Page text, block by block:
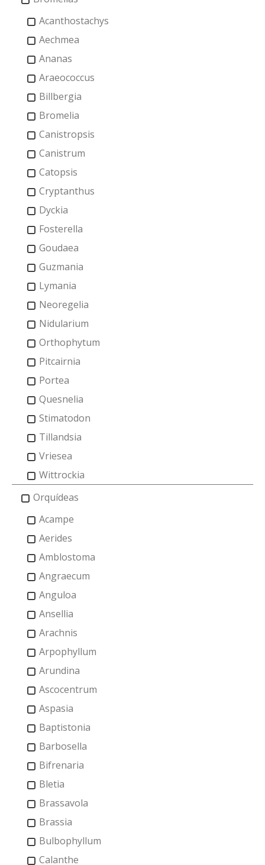
Acanthostachys
Aechmea
Ananas
Araeococcus
Billbergia
Bromelia
Canistropsis
Canistrum
Catopsis
Cryptanthus
Dyckia
Fosterella
Goudaea
Guzmania
Lymania
Neoregelia
Nidularium
Orthophytum
Pitcairnia
Portea
Quesnelia
Stimatodon
Tillandsia
Vriesea
Wittrockia
Orquídeas
Acampe
Aerides
Amblostoma
Angraecum
Anguloa
Ansellia
Arachnis
Arpophyllum
Arundina
Ascocentrum
Aspasia
Baptistonia
Barbosella
Bifrenaria
Bletia
Brassavola
Brassia
Bulbophyllum
Calanthe